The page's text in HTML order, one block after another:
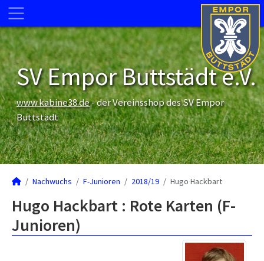
SV Empor Buttstädt e.V.
www.kabine38.de- der Vereinsshop des SV Empor
Buttstädt
Nachwuchs F-Junioren 2018/19 Hugo Hackbart
Hugo Hackbart : Rote Karten (F-
Junioren)